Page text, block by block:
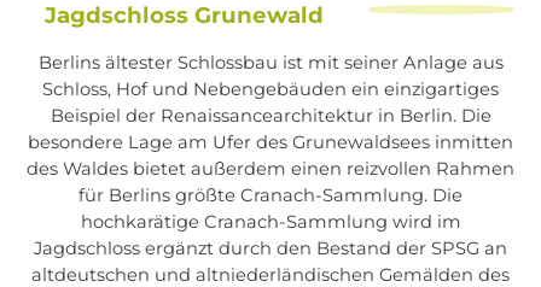
Jagdschloss Grunewald
Berlins ältester Schlossbau ist mit seiner Anlage aus
Schloss, Hof und Nebengebäuden ein einzigartiges
Beispiel der Renaissancearchitektur in Berlin. Die
besondere Lage am Ufer des Grunewaldsees inmitten
des Waldes bietet außerdem einen reizvollen Rahmen
für Berlins größte Cranach-Sammlung. Die
hochkarätige Cranach-Sammlung wird im
Jagdschloss ergänzt durch den Bestand der SPSG an
altdeutschen und altniederländischen Gemälden des